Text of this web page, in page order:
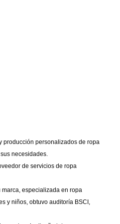
producción personalizados de ropa
necesidades.
de servicios de ropa
marca, especializada en ropa
y niños, obtuvo auditoría BSCI,